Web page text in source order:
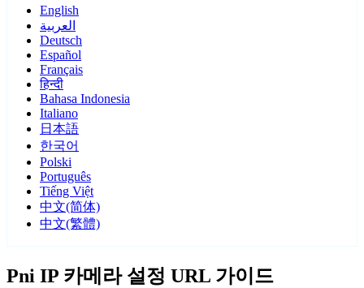
English
العربية
Deutsch
Español
Français
हिन्दी
Bahasa Indonesia
Italiano
日本語
한국어
Polski
Português
Tiếng Việt
中文(简体)
中文(繁體)
Pni IP 카메라 설정 URL 가이드